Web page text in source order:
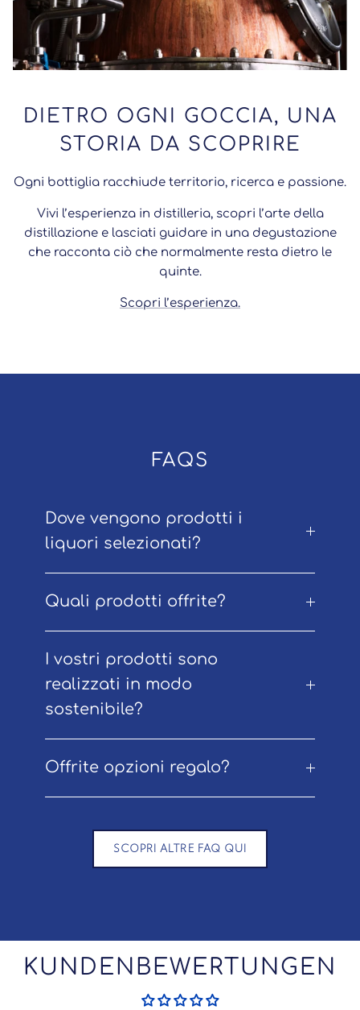
DIETRO OGNI GOCCIA, UNA
STORIA DA SCOPRIRE
Ogni bottiglia racchiude territorio, ricerca e passione.
Vivi l’esperienza in distilleria, scopri l’arte della
distillazione e lasciati guidare in una degustazione
che racconta ciò che normalmente resta dietro le
quinte.
Scopri l’esperienza.
FAQS
Dove vengono prodotti i
liquori selezionati?
Quali prodotti offrite?
I vostri prodotti sono
realizzati in modo
sostenibile?
Offrite opzioni regalo?
SCOPRI ALTRE FAQ QUI
KUNDENBEWERTUNGEN